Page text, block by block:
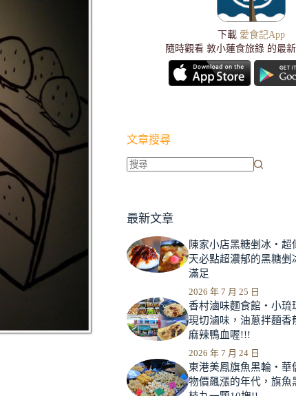
下載 愛食記App
隨時觀看 敦小蓮食旅錄 的最
文章搜尋
到
合
條
結
果
最新文章
陳家小店黑糖剉冰‧超
天必點超濃郁的黑糖剉
滿足
2026 年 7 月 25 日
香村滷味麵食館‧小琉
現切滷味，油蔥拌麵香
麻辣鴨血喔!!!
2026 年 7 月 24 日
東港美鳳旗魚黑輪‧華
物價飆漲的年代，旗魚